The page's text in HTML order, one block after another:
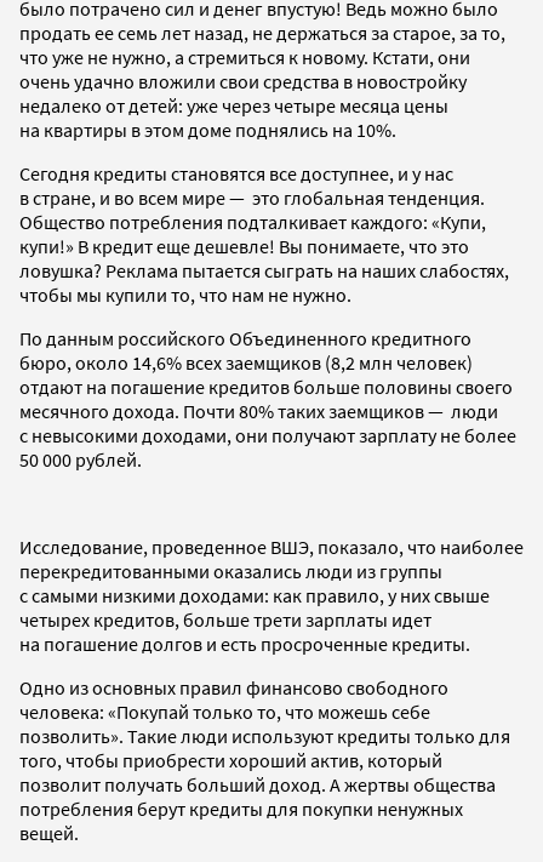
было потрачено сил и денег впустую! Ведь можно было
продать ее семь лет назад, не держаться за старое, за то,
что уже не нужно, а стремиться к новому. Кстати, они
очень удачно вложили свои средства в новостройку
недалеко от детей: уже через четыре месяца цены
на квартиры в этом доме поднялись на 10%.
Сегодня кредиты становятся все доступнее, и у нас
в стране, и во всем мире — это глобальная тенденция.
Общество потребления подталкивает каждого: «Купи,
купи!» В кредит еще дешевле! Вы понимаете, что это
ловушка? Реклама пытается сыграть на наших слабостях,
чтобы мы купили то, что нам не нужно.
По данным российского Объединенного кредитного
бюро, около 14,6% всех заемщиков (8,2 млн человек)
отдают на погашение кредитов больше половины своего
месячного дохода. Почти 80% таких заемщиков — люди
с невысокими доходами, они получают зарплату не более
50 000 рублей.
Исследование, проведенное ВШЭ, показало, что наиболее
перекредитованными оказались люди из группы
с самыми низкими доходами: как правило, у них свыше
четырех кредитов, больше трети зарплаты идет
на погашение долгов и есть просроченные кредиты.
Одно из основных правил финансово свободного
человека: «Покупай только то, что можешь себе
позволить». Такие люди используют кредиты только для
того, чтобы приобрести хороший актив, который
позволит получать больший доход. А жертвы общества
потребления берут кредиты для покупки ненужных
вещей.